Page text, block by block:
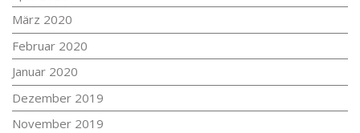
März 2020
Februar 2020
Januar 2020
Dezember 2019
November 2019